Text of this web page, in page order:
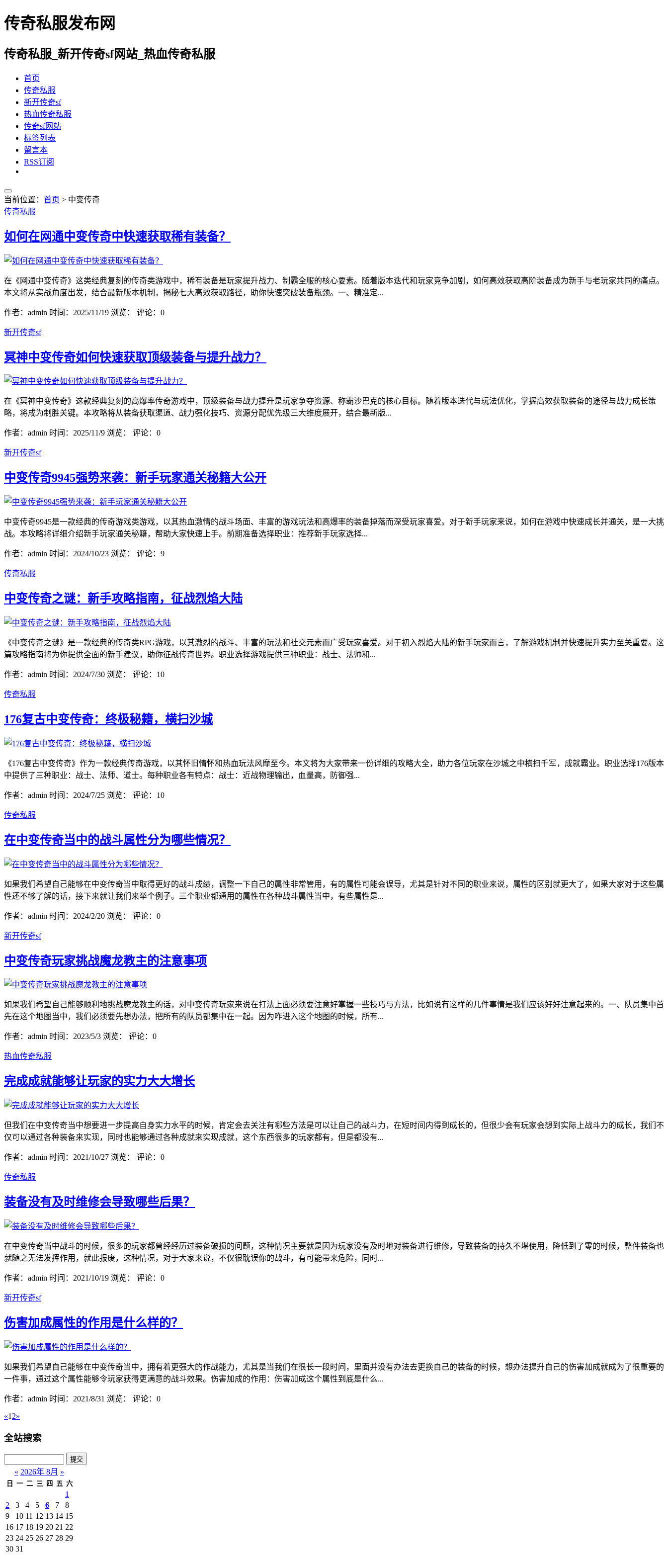
传奇私服发布网
传奇私服_新开传奇sf网站_热血传奇私服
首页
传奇私服
新开传奇sf
热血传奇私服
传奇sf网站
标签列表
留言本
RSS订阅
当前位置： 首页 > 中变传奇
传奇私服
如何在网通中变传奇中快速获取稀有装备？
在《网通中变传奇》这类经典复刻的传奇类游戏中，稀有装备是玩家提升战力、制霸全服的核心要素。随着版本迭代和玩家竞争加剧，如何高效获取高阶装备成为新手与老玩家共同的痛点。
本文将从实战角度出发，结合最新版本机制，揭秘七大高效获取路径，助你快速突破装备瓶颈。一、精准定...
作者：admin 时间：2025/11/19 浏览： 评论：0
新开传奇sf
冥神中变传奇如何快速获取顶级装备与提升战力？
在《冥神中变传奇》这款经典复刻的高爆率传奇游戏中，顶级装备与战力提升是玩家争夺资源、称霸沙巴克的核心目标。随着版本迭代与玩法优化，掌握高效获取装备的途径与战力成长策
略，将成为制胜关键。本攻略将从装备获取渠道、战力强化技巧、资源分配优先级三大维度展开，结合最新版...
作者：admin 时间：2025/11/9 浏览： 评论：0
新开传奇sf
中变传奇9945强势来袭：新手玩家通关秘籍大公开
中变传奇9945是一款经典的传奇游戏类游戏，以其热血激情的战斗场面、丰富的游戏玩法和高爆率的装备掉落而深受玩家喜爱。对于新手玩家来说，如何在游戏中快速成长并通关，是一大挑
战。本攻略将详细介绍新手玩家通关秘籍，帮助大家快速上手。前期准备选择职业：推荐新手玩家选择...
作者：admin 时间：2024/10/23 浏览： 评论：9
传奇私服
中变传奇之谜：新手攻略指南，征战烈焰大陆
《中变传奇之谜》是一款经典的传奇类RPG游戏，以其激烈的战斗、丰富的玩法和社交元素而广受玩家喜爱。对于初入烈焰大陆的新手玩家而言，了解游戏机制并快速提升实力至关重要。这
篇攻略指南将为你提供全面的新手建议，助你征战传奇世界。职业选择游戏提供三种职业：战士、法师和...
作者：admin 时间：2024/7/30 浏览： 评论：10
传奇私服
176复古中变传奇：终极秘籍，横扫沙城
《176复古中变传奇》作为一款经典传奇游戏，以其怀旧情怀和热血玩法风靡至今。本文将为大家带来一份详细的攻略大全，助力各位玩家在沙城之中横扫千军，成就霸业。职业选择176版本
中提供了三种职业：战士、法师、道士。每种职业各有特点：战士：近战物理输出，血量高，防御强...
作者：admin 时间：2024/7/25 浏览： 评论：10
传奇私服
在中变传奇当中的战斗属性分为哪些情况？
如果我们希望自己能够在中变传奇当中取得更好的战斗成绩，调整一下自己的属性非常管用，有的属性可能会误导，尤其是针对不同的职业来说，属性的区别就更大了，如果大家对于这些属
性还不够了解的话，接下来就让我们来举个例子。三个职业都通用的属性在各种战斗属性当中，有些属性是...
作者：admin 时间：2024/2/20 浏览： 评论：0
新开传奇sf
中变传奇玩家挑战魔龙教主的注意事项
如果我们希望自己能够顺利地挑战魔龙教主的话，对中变传奇玩家来说在打法上面必须要注意好掌握一些技巧与方法，比如说有这样的几件事情是我们应该好好注意起来的。一、队员集中首
先在这个地图当中，我们必须要先想办法，把所有的队员都集中在一起。因为咋进入这个地图的时候，所有...
作者：admin 时间：2023/5/3 浏览： 评论：0
热血传奇私服
完成成就能够让玩家的实力大大增长
但我们在中变传奇当中想要进一步提高自身实力水平的时候，肯定会去关注有哪些方法是可以让自己的战斗力，在短时间内得到成长的，但很少会有玩家会想到实际上战斗力的成长，我们不
仅可以通过各种装备来实现，同时也能够通过各种成就来实现成就，这个东西很多的玩家都有，但是都没有...
作者：admin 时间：2021/10/27 浏览： 评论：0
传奇私服
装备没有及时维修会导致哪些后果？
在中变传奇当中战斗的时候，很多的玩家都曾经经历过装备破损的问题，这种情况主要就是因为玩家没有及时地对装备进行维修，导致装备的持久不堪使用，降低到了零的时候，整件装备也
就随之无法发挥作用，就此报废，这种情况，对于大家来说，不仅很耽误你的战斗，有可能带来危险，同时...
作者：admin 时间：2021/10/19 浏览： 评论：0
新开传奇sf
伤害加成属性的作用是什么样的？
如果我们希望自己能够在中变传奇当中，拥有着更强大的作战能力，尤其是当我们在很长一段时间，里面并没有办法去更换自己的装备的时候，想办法提升自己的伤害加成就成为了很重要的
一件事，通过这个属性能够令玩家获得更满意的战斗效果。伤害加成的作用：伤害加成这个属性到底是什么...
作者：admin 时间：2021/8/31 浏览： 评论：0
«1 2»
全站搜索
« 2026年 8月 »
日 一 二 三 四 五 六
1
2
3 4 5 6 7
8
9
10 11 12 13 14 15
16 17 18 19 20 21 22
23 24 25 26 27 28 29
30 31